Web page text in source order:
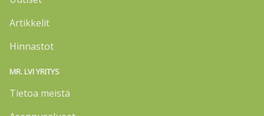
Artikkelit
Hinnastot
MR. LVI YRITYS
Tietoa meistä